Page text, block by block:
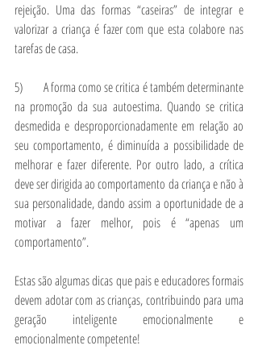
rejeição. Uma das formas “caseiras” de integrar e
valorizar a criança é fazer com que esta colabore nas
tarefas de casa.
5)        A forma como se critica é também determinante
na promoção da sua autoestima. Quando se critica
desmedida e desproporcionadamente em relação ao
seu comportamento, é diminuída a possibilidade de
melhorar e fazer diferente. Por outro lado, a crítica
deve ser dirigida ao comportamento da criança e não à
sua personalidade, dando assim a oportunidade de a
motivar a fazer melhor, pois é “apenas um
comportamento”.
Estas são algumas dicas que pais e educadores formais
devem adotar com as crianças, contribuindo para uma
geração inteligente emocionalmente e
emocionalmente competente!